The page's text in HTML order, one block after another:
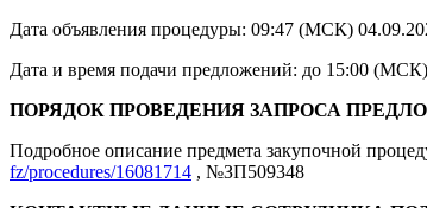
Дата объявления процедуры: 09:47 (МСК)
Дата и время подачи предложений: до 15:00 (МСК)
ПОРЯДОК ПРОВЕДЕНИЯ ЗАПРОСА
Подробное описание предмета закупочной
fz/procedures/16081714 , №ЗП509348